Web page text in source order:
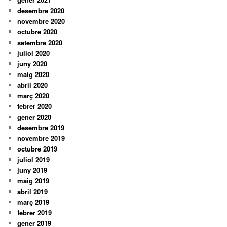
desembre 2020
novembre 2020
octubre 2020
setembre 2020
juliol 2020
juny 2020
maig 2020
abril 2020
març 2020
febrer 2020
gener 2020
desembre 2019
novembre 2019
octubre 2019
juliol 2019
juny 2019
maig 2019
abril 2019
març 2019
febrer 2019
gener 2019